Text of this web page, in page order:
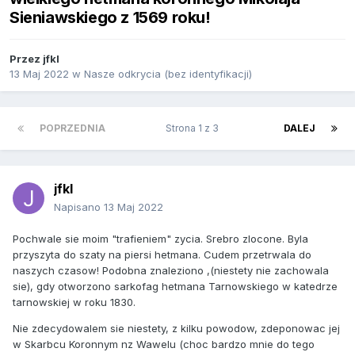
Sieniawskiego z 1569 roku!
Przez jfkl
13 Maj 2022 w Nasze odkrycia (bez identyfikacji)
POPRZEDNIA DALEJ
Strona 1 z 3
jfkl
Napisano 13 Maj 2022
Pochwale sie moim "trafieniem" zycia. Srebro zlocone. Byla
przyszyta do szaty na piersi hetmana. Cudem przetrwala do
naszych czasow! Podobna znaleziono ,(niestety nie zachowala
sie), gdy otworzono sarkofag hetmana Tarnowskiego w katedrze
tarnowskiej w roku 1830.
Nie zdecydowalem sie niestety, z kilku powodow, zdeponowac jej
w Skarbcu Koronnym nz Wawelu (choc bardzo mnie do tego